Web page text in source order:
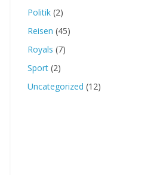
Politik (2)
Reisen (45)
Royals (7)
Sport (2)
Uncategorized (12)